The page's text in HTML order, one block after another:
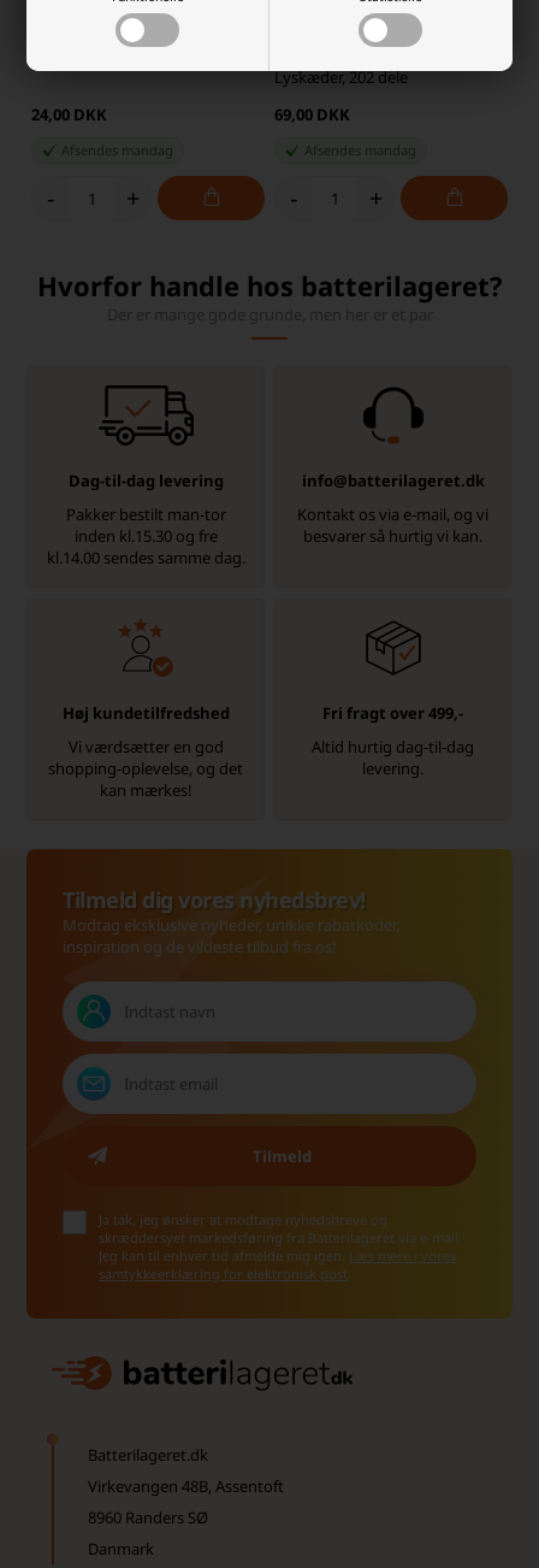
24,00 DKK
Afsendes mandag
- +
Lyskæder, 202 dele
69,00 DKK
Afsendes mandag
- +
Hvorfor handle hos batterilageret?
Dag-til-dag levering
Pakker bestilt man-tor
inden kl.15.30 og fre
kl.14.00 sendes samme dag.
info@batterilageret.dk
Kontakt os via e-mail, og vi
besvarer så hurtig vi kan.
Høj kundetilfredshed
Vi værdsætter en god
shopping-oplevelse, og det
kan mærkes!
Fri fragt over 499,-
Altid hurtig dag-til-dag
levering.
Tilmeld dig vores nyhedsbrev!
Modtag eksklusive nyheder, unikke rabatkoder,
inspiration og de vildeste tilbud fra os!
Ja tak, jeg ønsker at modtage nyhedsbreve og
skræddersyet markedsføring fra Batterilageret via e-mail.
Jeg kan til enhver tid afmelde mig igen. Læs mere i vores
samtykkeerklæring for elektronisk post
Batterilageret.dk
Virkevangen 48B, Assentoft
8960 Randers SØ
Danmark